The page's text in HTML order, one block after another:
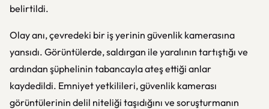
belirtildi.
Olay anı, çevredeki bir iş yerinin güvenlik kamerasına
yansıdı. Görüntülerde, saldırgan ile yaralının tartıştığı ve
ardından şüphelinin tabancayla ateş ettiği anlar
kaydedildi. Emniyet yetkilileri, güvenlik kamerası
görüntülerinin delil niteliği taşıdığını ve soruşturmanın